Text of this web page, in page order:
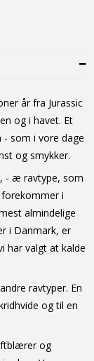
år fra Jurassic
og i havet. Et
som i vore dage
og smykker.
- æ ravtype, som
i
almindelige
i Danmark, er
har valgt at kalde
ravtyper. En
og til en
og